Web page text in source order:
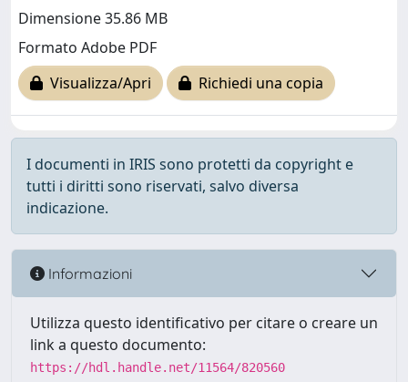
Dimensione 35.86 MB
Formato Adobe PDF
Visualizza/Apri
Richiedi una copia
I documenti in IRIS sono protetti da copyright e
tutti i diritti sono riservati, salvo diversa
indicazione.
Informazioni
Utilizza questo identificativo per citare o creare un
link a questo documento:
https://hdl.handle.net/11564/820560